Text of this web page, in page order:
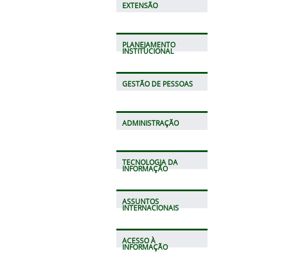
EXTENSÃO
PLANEJAMENTO
INSTITUCIONAL
GESTÃO DE PESSOAS
ADMINISTRAÇÃO
TECNOLOGIA DA
INFORMAÇÃO
ASSUNTOS
INTERNACIONAIS
ACESSO À
INFORMAÇÃO